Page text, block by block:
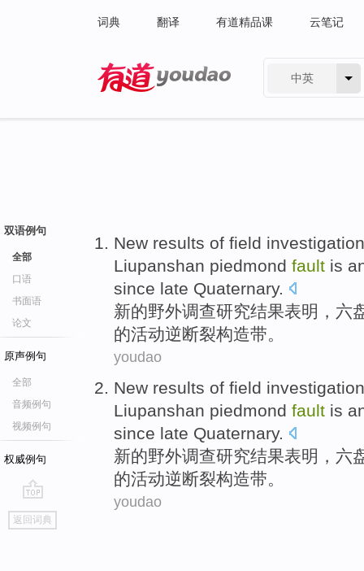
词典 翻译 有道精品课 云笔记
中英
双语例句
全部
口语
书面语
论文
原声例句
全部
音频例句
视频例句
权威例句
go
top
返回词典
New results of field
Liupanshan piedmond fault is
since late Quaternary.
新的野外调查研究结果表明 ， 六
的活动逆断裂构造带。
youdao
New results of field
Liupanshan piedmond fault is
since late Quaternary.
新的野外调查研究结果表明 ， 六
的活动逆断裂构造带。
youdao